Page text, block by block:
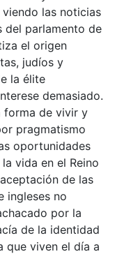
las noticias
del parlamento de
el origen
judíos y
la élite
demasiado.
forma de vivir y
pragmatismo
oportunidades
vida en el Reino
de las
ingleses no
por la
de la identidad
que viven el día a